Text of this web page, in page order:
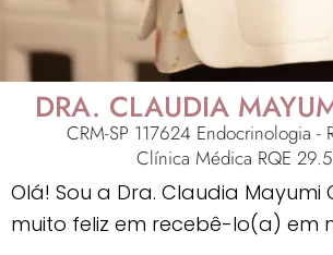
DRA. CLAUDIA
CRM-SP 117624 Endocrinologia -
Clínica Médica RQE
Olá! Sou a Dra. Claudia Mayumi
muito feliz em recebê-lo(a) em